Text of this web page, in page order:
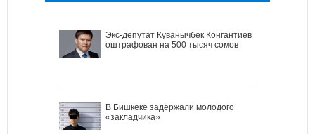
Экс-депутат Куванычбек Конгантиев
оштрафован на 500 тысяч сомов
В Бишкеке задержали молодого
«закладчика»